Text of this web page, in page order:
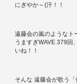
にぎやか～(汗！！
遠藤会の嵐のようなト
うますぎWAVE 379 回、
いね！！
そんな 遠藤会が歌う「